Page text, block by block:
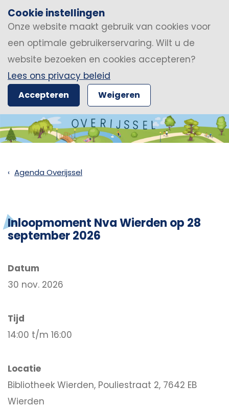
Cookie instellingen
Onze website maakt gebruik van cookies voor
een optimale gebruikerservaring. Wilt u de
website bezoeken en cookies accepteren?
Lees ons privacy beleid
Accepteren Weigeren
Agenda Overijssel
Inloopmoment Nva Wierden op 28
september 2026
Datum
30 nov. 2026
Tijd
14:00 t/m 16:00
Locatie
Bibliotheek Wierden, Pouliestraat 2, 7642 EB
Wierden